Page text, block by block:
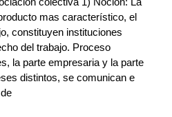
mas característico, el
constituyen instituciones
del trabajo. Proceso
la parte empresaria y la parte
distintos, se comunican e